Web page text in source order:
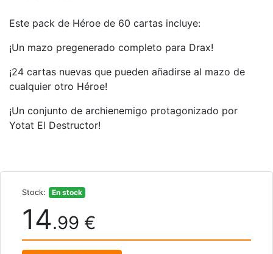
Este pack de Héroe de 60 cartas incluye:
¡Un mazo pregenerado completo para Drax!
¡24 cartas nuevas que pueden añadirse al mazo de
cualquier otro Héroe!
¡Un conjunto de archienemigo protagonizado por
Yotat El Destructor!
Stock: En stock
14.99 €